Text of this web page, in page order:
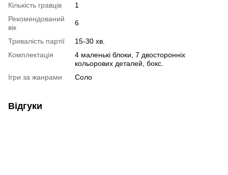
Кількість гравців
1
Рекомендований
вік
6
Тривалість партії
15-30 хв.
Комплектація
4 маленькі блоки, 7 двосторонніх
кольорових деталей, бокс.
Ігри за жанрами
Соло
Відгуки